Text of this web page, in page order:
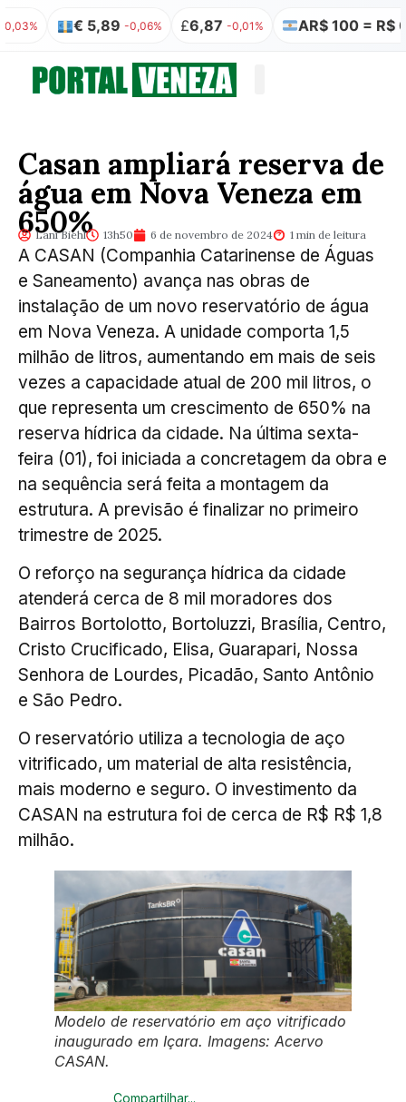
€ 5,89 -0,06% £6,87 -0,01% AR$ 100 = R$ 0,32
Casan ampliará reserva de
água em Nova Veneza em
650%
Lani Biehl 13h50 6 de novembro de 2024 1 min de leitura
A CASAN (Companhia Catarinense de Águas
e Saneamento) avança nas obras de
instalação de um novo reservatório de água
em Nova Veneza. A unidade comporta 1,5
milhão de litros, aumentando em mais de seis
vezes a capacidade atual de 200 mil litros, o
que representa um crescimento de 650% na
reserva hídrica da cidade. Na última sexta-
feira (01), foi iniciada a concretagem da obra e
na sequência será feita a montagem da
estrutura. A previsão é finalizar no primeiro
trimestre de 2025.
O reforço na segurança hídrica da cidade
atenderá cerca de 8 mil moradores dos
Bairros Bortolotto, Bortoluzzi, Brasília, Centro,
Cristo Crucificado, Elisa, Guarapari, Nossa
Senhora de Lourdes, Picadão, Santo Antônio
e São Pedro.
O reservatório utiliza a tecnologia de aço
vitrificado, um material de alta resistência,
mais moderno e seguro. O investimento da
CASAN na estrutura foi de cerca de R$ R$ 1,8
milhão.
Modelo de reservatório em aço vitrificado
inaugurado em Içara. Imagens: Acervo
CASAN.
Compartilhar...